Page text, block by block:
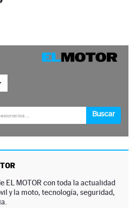
EL MOTOR con toda la actualidad
y la moto, tecnología, seguridad,